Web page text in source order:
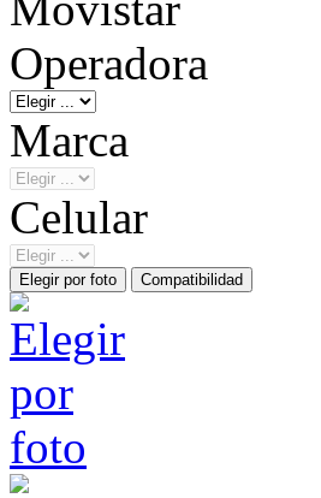
Operadora
Marca
Celular